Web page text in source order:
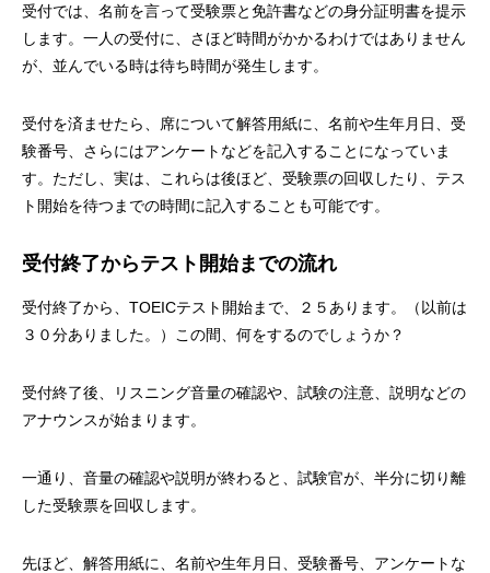
受付では、名前を言って受験票と免許書などの身分証明書を提示
します。一人の受付に、さほど時間がかかるわけではありません
が、並んでいる時は待ち時間が発生します。
受付を済ませたら、席について解答用紙に、名前や生年月日、受
験番号、さらにはアンケートなどを記入することになっていま
す。ただし、実は、これらは後ほど、受験票の回収したり、テス
ト開始を待つまでの時間に記入することも可能です。
受付終了からテスト開始までの流れ
受付終了から、TOEICテスト開始まで、２５あります。（以前は
３０分ありました。）この間、何をするのでしょうか？
受付終了後、リスニング音量の確認や、試験の注意、説明などの
アナウンスが始まります。
一通り、音量の確認や説明が終わると、試験官が、半分に切り離
した受験票を回収します。
先ほど、解答用紙に、名前や生年月日、受験番号、アンケートな